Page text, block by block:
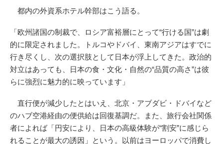
都内の外資系ホテル幹部はこう語る。
「欧州諸国の制裁で、ロシア富裕層にとって“行ける国”は劇
的に限定されました。トルコやドバイ、東南アジアはすでに
行き尽くし、次の選択肢として日本が浮上してきた。政治的
対立はあっても、日本の食・文化・自然の“品質の高さ”は彼
らに強烈に魅力的に映っています」
直行便が減少したとはいえ、北京・アブダビ・ドバイなど
のハブ空港経由の便供給は回復基調だ。また、旅行会社関係
者によれば「円安により、日本の高級体験が“割安”に感じら
れることが最大の誘因」という。以前はヨーロッパで消費し